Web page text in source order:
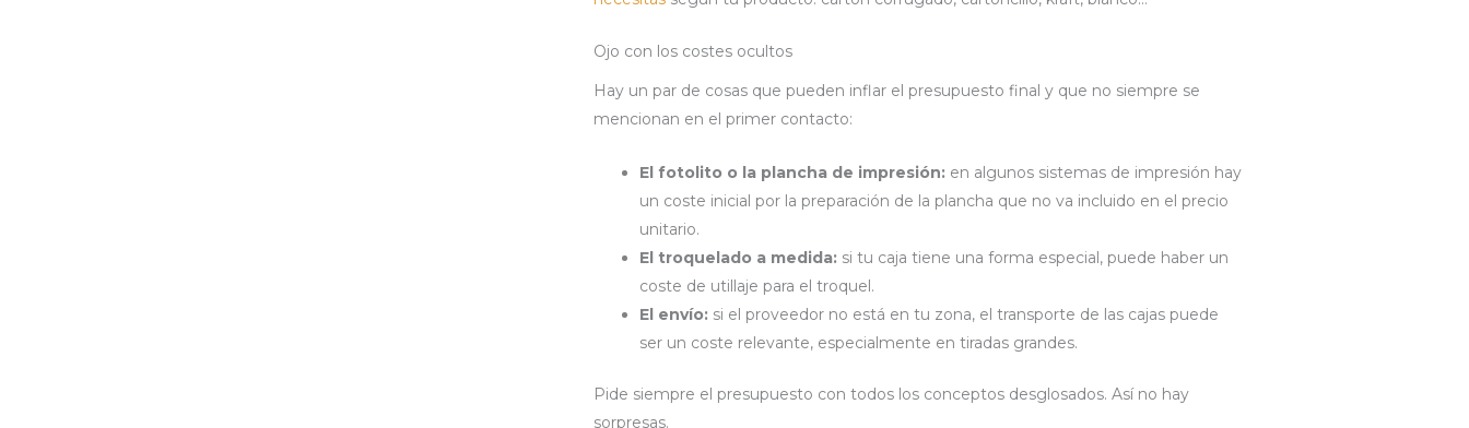
Ojo con los costes ocultos
Hay un par de cosas que pueden inflar el presupuesto final y que no siempre se
mencionan en el primer contacto:
El fotolito o la plancha de impresión: en algunos sistemas de impresión hay
un coste inicial por la preparación de la plancha que no va incluido en el precio
unitario.
El troquelado a medida: si tu caja tiene una forma especial, puede haber un
coste de utillaje para el troquel.
El envío: si el proveedor no está en tu zona, el transporte de las cajas puede
ser un coste relevante, especialmente en tiradas grandes.
Pide siempre el presupuesto con todos los conceptos desglosados. Así no hay
sorpresas.